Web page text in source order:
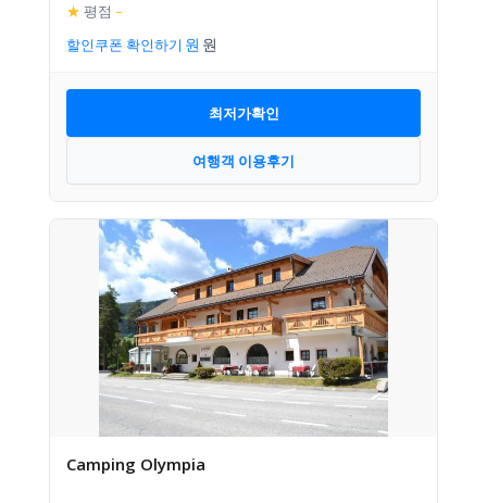
★ 평점 –
할인쿠폰 확인하기
최저가확인
여행객 이용후기
Camping Olympia